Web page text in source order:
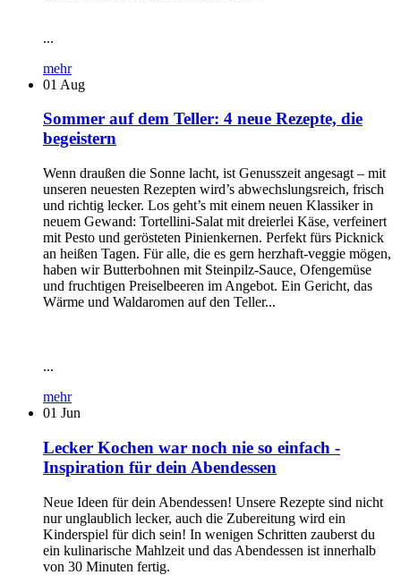
...
mehr
01 Aug
Sommer auf dem Teller: 4 neue Rezepte, die
begeistern
Wenn draußen die Sonne lacht, ist Genusszeit angesagt – mit
unseren neuesten Rezepten wird’s abwechslungsreich, frisch
und richtig lecker. Los geht’s mit einem neuen Klassiker in
neuem Gewand: Tortellini-Salat mit dreierlei Käse, verfeinert
mit Pesto und gerösteten Pinienkernen. Perfekt fürs Picknick
an heißen Tagen. Für alle, die es gern herzhaft-veggie mögen,
haben wir Butterbohnen mit Steinpilz-Sauce, Ofengemüse
und fruchtigen Preiselbeeren im Angebot. Ein Gericht, das
Wärme und Waldaromen auf den Teller...
...
mehr
01 Jun
Lecker Kochen war noch nie so einfach -
Inspiration für dein Abendessen
Neue Ideen für dein Abendessen! Unsere Rezepte sind nicht
nur unglaublich lecker, auch die Zubereitung wird ein
Kinderspiel für dich sein! In wenigen Schritten zauberst du
ein kulinarische Mahlzeit und das Abendessen ist innerhalb
von 30 Minuten fertig.